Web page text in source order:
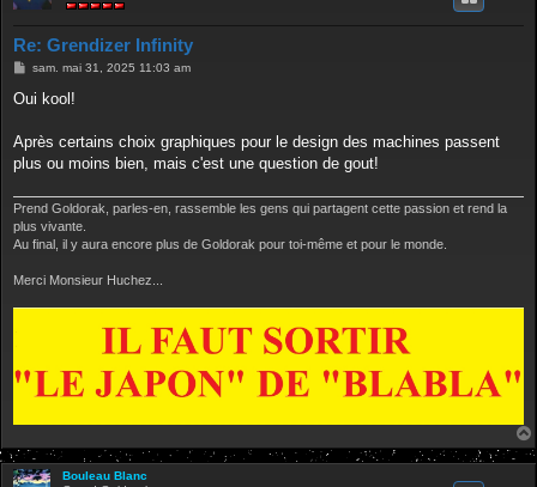
Re: Grendizer Infinity
M
s
g
sam. mai 31, 2025 11:03 am
Oui kool!
Après certains choix graphiques pour le design des machines passent
plus ou moins bien, mais c'est une question de gout!
Prend Goldorak, parles-en, rassemble les gens qui partagent cette passion et rend la
plus vivante.
Au final, il y aura encore plus de Goldorak pour toi-même et pour le monde.
Merci Monsieur Huchez...
Bouleau Blanc